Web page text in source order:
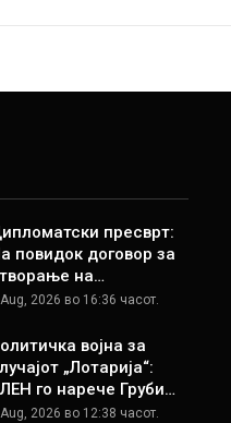
пресврт:
повидок договор за
на…
2026 во 16:36 часот.
војна за
„Лотарија“:
го нарече Груби…
2026 во 12:38 часот.